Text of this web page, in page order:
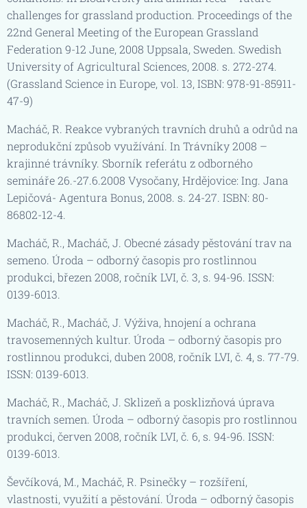
challenges for grassland production. Proceedings of the
22nd General Meeting of the European Grassland
Federation 9-12 June, 2008 Uppsala, Sweden. Swedish
University of Agricultural Sciences, 2008. s. 272-274.
(Grassland Science in Europe, vol. 13, ISBN: 978-91-85911-
47-9)
Macháč, R. Reakce vybraných travních druhů a odrůd na
neprodukční způsob využívání. In Trávníky 2008 –
krajinné trávníky. Sborník referátu z odborného
semináře 26.-27.6.2008 Vysočany, Hrdějovice: Ing. Jana
Lepičová- Agentura Bonus, 2008. s. 24-27. ISBN: 80-
86802-12-4.
Macháč, R., Macháč, J. Obecné zásady pěstování trav na
semeno. Úroda – odborný časopis pro rostlinnou
produkci, březen 2008, ročník LVI, č. 3, s. 94-96. ISSN:
0139-6013.
Macháč, R., Macháč, J. Výživa, hnojení a ochrana
travosemenných kultur. Úroda – odborný časopis pro
rostlinnou produkci, duben 2008, ročník LVI, č. 4, s. 77-79.
ISSN: 0139-6013.
Macháč, R., Macháč, J. Sklizeň a posklizňová úprava
travních semen. Úroda – odborný časopis pro rostlinnou
produkci, červen 2008, ročník LVI, č. 6, s. 94-96. ISSN:
0139-6013.
Ševčíková, M., Macháč, R. Psinečky – rozšíření,
vlastnosti, využití a pěstování. Úroda – odborný časopis